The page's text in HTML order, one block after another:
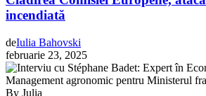
incendiată
deIulia Bahovski
februarie 23, 2025